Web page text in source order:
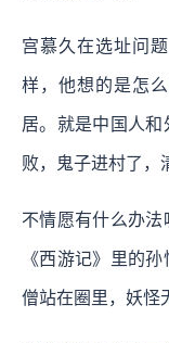
宫慕久在选址问
样，他想的是怎
居。就是中国人
败，鬼子进村了，
不情愿有什么办法
《西游记》里的
僧站在圈里，妖怪